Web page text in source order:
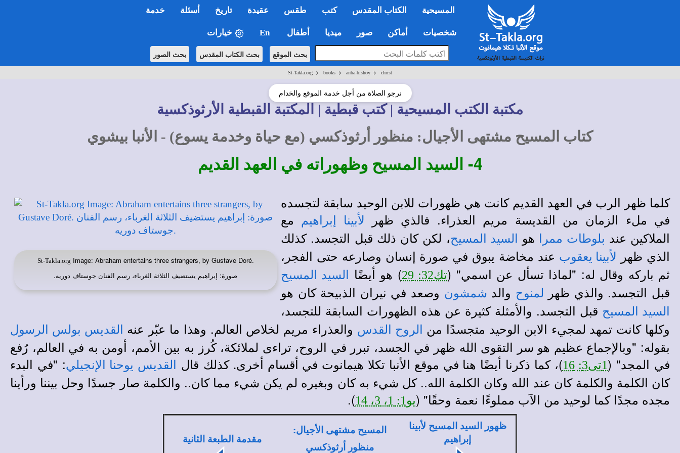
المسيحية الكتاب المقدس كتب طقس عقيدة تاريخ أسئلة خدمة
شخصيات أماكن صور ميديا أطفال En خيارات
بحث الموقع بحث الكتاب المقدس بحث الصور
St-Takla.org > books > anba-bishoy > christ
نرجو الصلاة من أجل خدمة الموقع والخدام
مكتبة الكتب المسيحية | كتب قبطية | المكتبة القبطية الأرثوذكسية
كتاب المسيح مشتهى الأجيال: منظور أرثوذكسي (مع حياة وخدمة يسوع) - الأنبا بيشوي
4- السيد المسيح وظهوراته في العهد القديم
St-Takla.org Image: Abraham entertains three strangers, by Gustave Doré.
صورة: إبراهيم يستضيف الثلاثة الغرباء، رسم الفنان جوستاف دوريه.
كلما ظهر الرب في العهد القديم كانت هي ظهورات للابن الوحيد سابقة لتجسده
في ملء الزمان من القديسة مريم العذراء. فالذي ظهر
لأبينا إبراهيم
مع
الملاكين عند بلوطات ممرا هو السيد المسيح، لكن كان ذلك قبل التجسد. كذلك
الذي ظهر
لأبينا يعقوب عند مخاضة يبوق في صورة إنسان وصارعه حتى الفجر،
ثم باركه وقال له: "لماذا تسأل عن اسمي" (تك32: 29 ) هو أيضًا السيد المسيح
قبل التجسد. والذي ظهر لمنوح والد شمشون وصعد في نيران الذبيحة كان هو
السيد المسيح قبل التجسد. والأمثلة كثيرة عن هذه الظهورات السابقة للتجسد،
وكلها كانت تمهد لمجيء الابن الوحيد متجسدًا من
الروح القدس والعذراء مريم لخلاص العالم. وهذا ما عبّر عنه القديس بولس الرسول
بقوله: "وبالإجماع عظيم هو سر التقوى الله ظهر في الجسد، تبرر في الروح، تراءى لملائكة، كُرز به بين الأمم، أومن به في العالم، رُفع
في المجد" (1تى3: 16 )، كما ذكرنا أيضًا هنا في موقع الأنبا تكلا هيمانوت في أقسام أخرى. كذلك قال القديس يوحنا الإنجيلي: "في البدء
كان الكلمة والكلمة كان عند الله وكان الكلمة الله.. كل شيء به كان وبغيره لم يكن شيء مما كان.. والكلمة صار جسدًا وحل بيننا ورأينا
مجده مجدًا كما لوحيد من الآب مملوءًا نعمة وحقًا" (يو1: 1، 3، 14 ).
ظهور السيد المسيح لأبينا
إبراهيم
المسيح مشتهى الأجيال:
منظور أرثوذكسي
مقدمة الطبعة الثانية